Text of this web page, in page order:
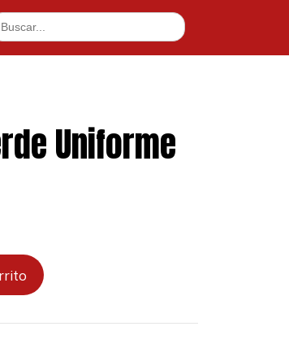
Uniforme